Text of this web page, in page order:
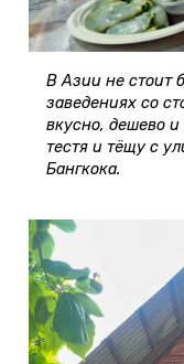
В Азии не стоит
заведениях со
вкусно, дешево
тестя и тёщу с
Бангкока.